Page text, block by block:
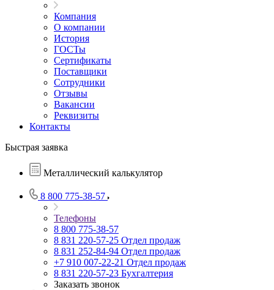
Компания
О компании
История
ГОСТы
Сертификаты
Поставщики
Сотрудники
Отзывы
Вакансии
Реквизиты
Контакты
Быстрая заявка
Металлический калькулятор
8 800 775-38-57
Телефоны
8 800 775-38-57
8 831 220-57-25 Отдел продаж
8 831 252-84-94 Отдел продаж
+7 910 007-22-21 Отдел продаж
8 831 220-57-23 Бухгалтерия
Заказать звонок